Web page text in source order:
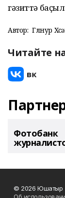
гәзиттә
Автор: Гөлнур
Читайте
Фотобанк
© 2026 Юшатыр